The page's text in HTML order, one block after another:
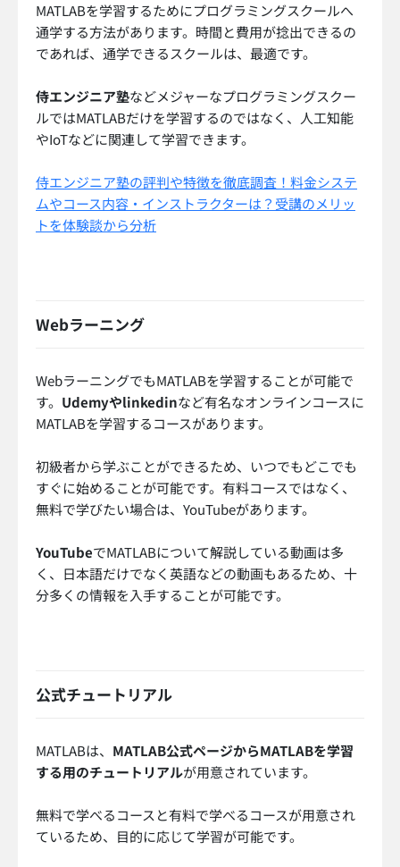
MATLABを学習するためにプログラミングスクールへ
通学する方法があります。時間と費用が捻出できるの
であれば、通学できるスクールは、最適です。
侍エンジニア塾などメジャーなプログラミングスクー
ルではMATLABだけを学習するのではなく、人工知能
やIoTなどに関連して学習できます。
侍エンジニア塾の評判や特徴を徹底調査！料金システ
ムやコース内容・インストラクターは？受講のメリッ
トを体験談から分析
Webラーニング
WebラーニングでもMATLABを学習することが可能で
す。 Udemyやlinkedinなど有名なオンラインコースに
MATLABを学習するコースがあります。
初級者から学ぶことができるため、いつでもどこでも
すぐに始めることが可能です。有料コースではなく、
無料で学びたい場合は、YouTubeがあります。
YouTubeでMATLABについて解説している動画は多
く、日本語だけでなく英語などの動画もあるため、十
分多くの情報を入手することが可能です。
公式チュートリアル
MATLABは、 MATLAB公式ページからMATLABを学習
する用のチュートリアルが用意されています。
無料で学べるコースと有料で学べるコースが用意され
ているため、目的に応じて学習が可能です。